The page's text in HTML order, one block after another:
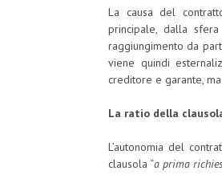
La causa del
principale, dalla
raggiungimento da
viene quindi
creditore e garante,
La ratio della
L’autonomia del
clausola “a prima